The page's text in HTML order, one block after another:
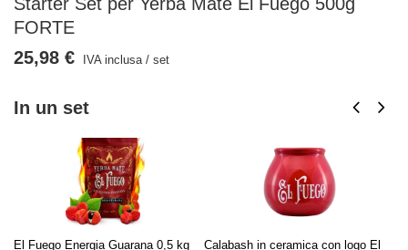
FORTE
In un set
El Fuego Energia Guarana 0,5 kg
Calabash in ceramica con logo El
25,98 € IVA inclusa/ set